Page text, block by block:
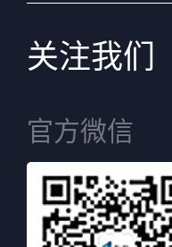
关注我们
官方微信